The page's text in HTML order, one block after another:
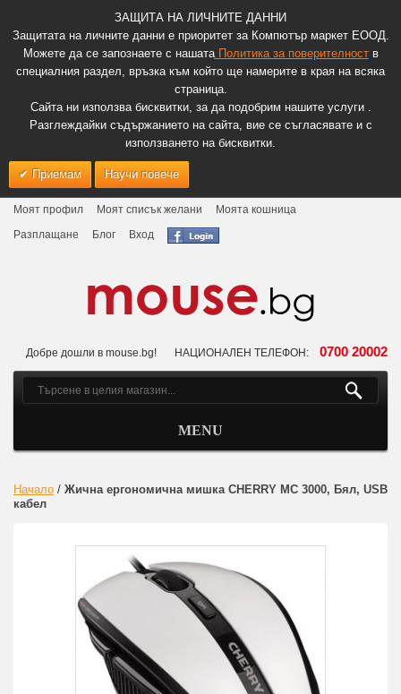
ЗАЩИТА НА ЛИЧНИТЕ ДАННИ
Защитата на личните данни е приоритет за Компютър маркет ЕООД.
Можете да се запознаете с нашатаПолитика за поверителноств
специалния раздел, връзка към който ще намерите в края на всяка
страница.
Сайта ни използва бисквитки, за да подобрим нашите услуги .
Разглеждайки съдържанието на сайта, вие се съгласявате и с
използването на бисквитки.
Приемам Научи повече
Моят профил Моят списък желани
Моята кошница
Разплащане
Блог Вход
Добре дошли в mouse.bg! НАЦИОНАЛЕН ТЕЛЕФОН: 0700 20002
MENU
Начало / Жична ергономична мишка CHERRY MC 3000, Бял, USB
кабел